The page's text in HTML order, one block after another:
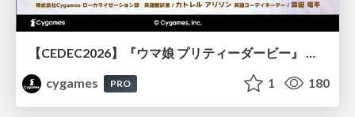
【CEDEC2026】『ウマ娘 プリティーダービー』 英語版のキャラクターの方言や口調をローカライズするための創造的アプローチ
cygames
PRO 1 180